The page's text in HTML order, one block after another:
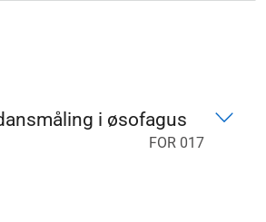
i øsofagus
FOR 017